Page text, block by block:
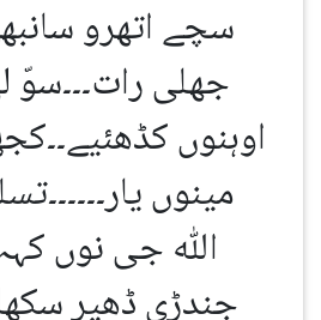
سچے اتھرو
جھلی رات۔۔۔سوّ
اوہنوں
مینوں
اللّٰہ جی نوں
جندڑی ڈھیر